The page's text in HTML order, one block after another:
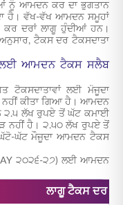
ਨੂੰ ਆਮਦਨ ਕਰ ਦਾ ਭੁਗਤਾਨ
ਹੈ। ਵੱਖ-ਵੱਖ ਆਮਦਨ ਸਮੂਹਾਂ
ਦਰਾਂ ਲਾਗੂ ਹੁੰਦੀਆਂ ਹਨ।
ਟੈਕਸ ਦਰ ਟੈਕਸਦਾਤਾ
ਲਈ ਆਮਦਨ ਟੈਕਸ ਸਲੈਬ
ਟੈਕਸਦਾਤਾਵਾਂ ਲਈ ਮੌਜੂਦਾ
ਕੀਤਾ ਗਿਆ ਹੈ। ਆਮਦਨ
੨.੫ ਲੱਖ ਰੁਪਏ ਤੋਂ ਘੱਟ ਕਮਾਈ
ਨਹੀਂ ਹੈ। ੨.੫੦ ਲੱਖ ਰੁਪਏ ਤੋਂ
ਘੱਟ ਮੌਜੂਦਾ ਆਮਦਨ ਟੈਕਸ
੨੦੨੬-੨੭) ਲਈ ਆਮਦਨ
ਲਾਗੂ ਟੈਕਸ ਦਰ